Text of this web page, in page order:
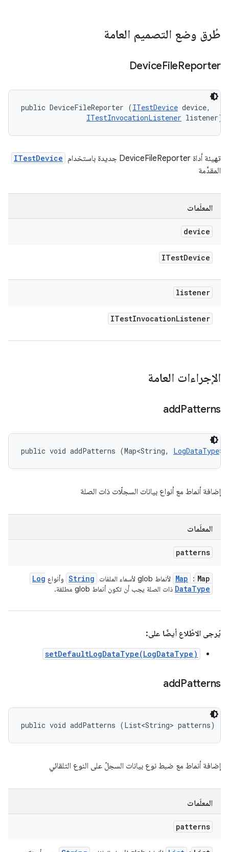
طُرق وضع التصميم العامة
DeviceFileReporter
public DeviceFileReporter (ITestDevice device,
ITestInvocationListener listener)
تهيئة أداة DeviceFileReporter جديدة باستخدام ITestDevice
المقدَّمة
المعلَمات
device
ITestDevice
listener
ITestInvocationListener
الإجراءات العامة
addPatterns
public void addPatterns (Map<String, LogDataType>
إضافة أنماط مع أنواع بيانات السجلّات ذات الصلة
المعلَمات
patterns
Map
: ‏
Map لأنماط glob لأسماء الملفات String وأنواع Log
DataType ذات الصلة يجب أن تكون أنماط glob مطلقة.
يُرجى الاطّلاع أيضًا على:
setDefaultLogDataType(LogDataType)
addPatterns
public void addPatterns (List<String> patterns)
إضافة أنماط مع ضبط نوع بيانات السجلّ على النوع التلقائي
المعلَمات
patterns